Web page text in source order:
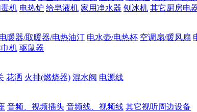
机 电热炉 给皂液机 家用净水器 刨冰机 其它厨房电
电暖器/取暖器/电热油汀 电水壶/电热杯 空调扇/暖风扇
机 驱鼠器
花洒 火排(燃烧器) 混水阀 电源线
音频、视频插头 音频线、视频线 其它视听周边设备